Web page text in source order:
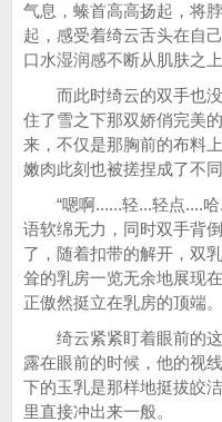
气息，螓首高高扬起，将
起，感受着绮云舌头在自
口水湿润感不断从肌肤之上
而此时绮云的双手也没
住了雪之下那双娇俏完美
来，不仅是那胸前的布料
嫩肉此刻也被搓捏成了不同
“嗯啊......轻...轻点....哈
语软绵无力，同时双手背
了，随着扣带的解开，双
耸的乳房一览无余地展现
正傲然挺立在乳房的顶端。
绮云紧紧盯着眼前的这
露在眼前的时候，他的视
下的玉乳是那样地挺拔皎
里直接冲出来一般。